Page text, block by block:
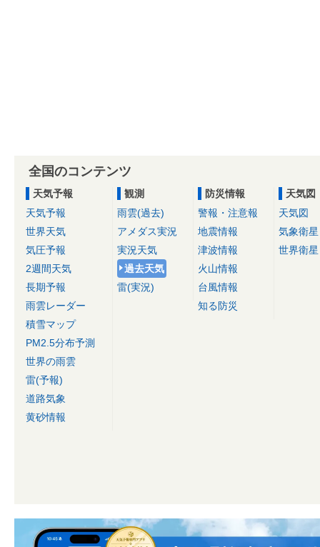
全国のコンテンツ
天気予報
天気予報
世界天気
気圧予報
2週間天気
長期予報
雨雲レーダー
積雪マップ
PM2.5分布予測
世界の雨雲
雷(予報)
道路気象
黄砂情報
観測
雨雲(過去)
アメダス実況
実況天気
過去天気
雷(実況)
防災情報
警報・注意報
地震情報
津波情報
火山情報
台風情報
知る防災
天気図
天気図
気象衛星
世界衛星